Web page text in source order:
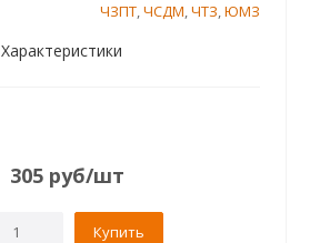
ЧЗПТ,ЧСДМ,ЧТЗ,ЮМЗ
Характеристики
305 руб/шт
Купить